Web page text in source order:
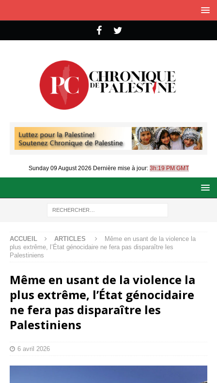
Sunday 09 August 2026 Dernière mise à jour: 3h:19 PM GMT
ACCUEIL ARTICLES
Même en usant de la violence la
plus extrême, l’État génocidaire ne fera pas disparaître les
Palestiniens
Même en usant de la violence la
plus extrême, l’État génocidaire
ne fera pas disparaître les
Palestiniens
6 avril 2026